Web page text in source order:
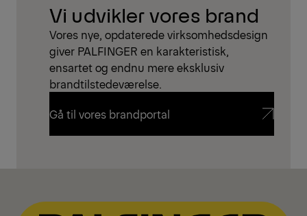
Vi udvikler vores brand
Vores nye, opdaterede virksomhedsdesign
giver PALFINGER en karakteristisk,
ensartet og endnu mere eksklusiv
brandtilstedeværelse.
Gå til vores brandportal